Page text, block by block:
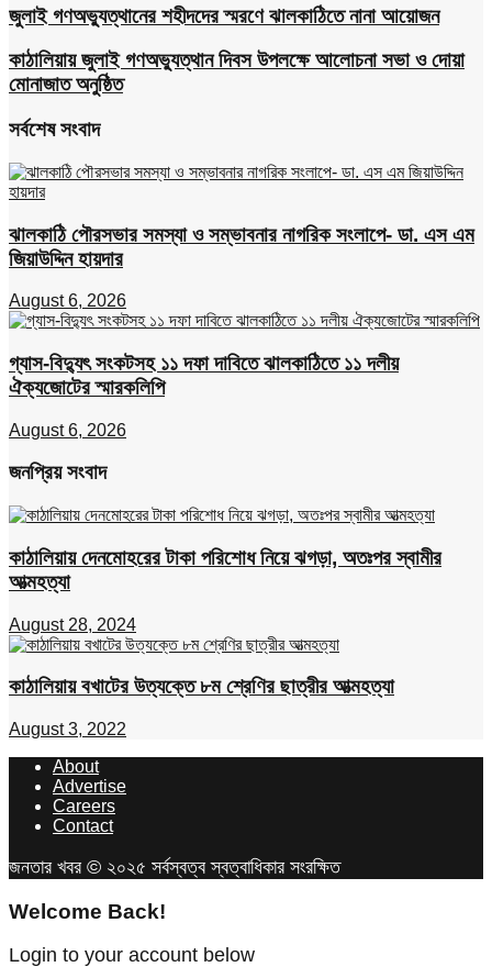
জুলাই গণঅভ্যুত্থানের শহীদদের স্মরণে ঝালকাঠিতে নানা আয়োজন
কাঠালিয়ায় জুলাই গণঅভ্যুত্থান দিবস উপলক্ষে আলোচনা সভা ও দোয়া
মোনাজাত অনুষ্ঠিত
সর্বশেষ সংবাদ
ঝালকাঠি পৌরসভার সমস্যা ও সম্ভাবনার নাগরিক সংলাপে- ডা. এস এম
জিয়াউদ্দিন হায়দার
August 6, 2026
গ্যাস-বিদ্যুৎ সংকটসহ ১১ দফা দাবিতে ঝালকাঠিতে ১১ দলীয়
ঐক্যজোটের স্মারকলিপি
August 6, 2026
জনপ্রিয় সংবাদ
কাঠালিয়ায় দেনমোহরের টাকা পরিশোধ নিয়ে ঝগড়া, অতঃপর স্বামীর
আত্মহত্যা
August 28, 2024
কাঠালিয়ায় বখাটের উত্যক্তে ৮ম শ্রেণির ছাত্রীর আত্মহত্যা
August 3, 2022
About
Advertise
Careers
Contact
জনতার খবর © ২০২৫ সর্বস্বত্ব স্বত্বাধিকার সংরক্ষিত
Welcome Back!
Login to your account below